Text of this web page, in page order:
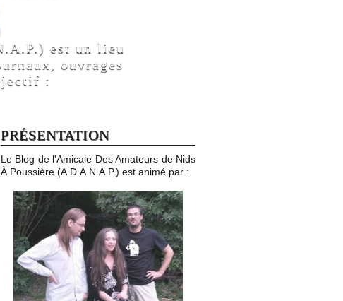
est un lieu
ouvrages
:
PRÉSENTATION
Le Blog de l'Amicale Des Amateurs de Nids
À Poussière (A.D.A.N.A.P.) est animé par :